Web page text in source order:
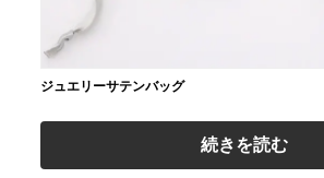
ジュエリーサテンバッグ
続きを読む